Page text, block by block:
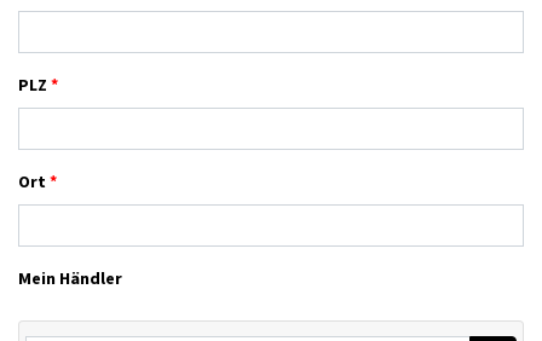
PLZ
Ort
Mein Händler